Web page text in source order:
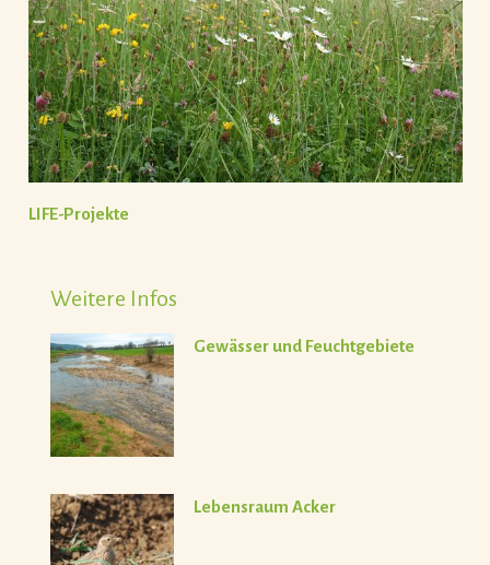
LIFE-Projekte
Weitere Infos
Gewässer und Feuchtgebiete
Lebensraum Acker